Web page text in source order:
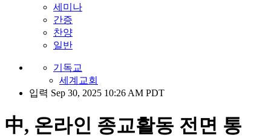
세미나
간증
찬양
일반
기독교
세계교회
입력 Sep 30, 2025 10:26 AM PDT
中, 온라인 종교활동 전면 통